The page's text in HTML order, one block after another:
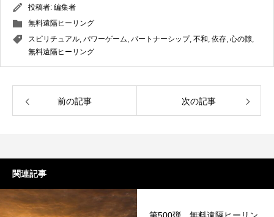
投稿者: 編集者
無料遠隔ヒーリング
スピリチュアル, パワーゲーム, パートナーシップ, 不和, 依存, 心の隙,
無料遠隔ヒーリング
前の記事 次の記事
関連記事
第500弾 無料遠隔ヒーリン